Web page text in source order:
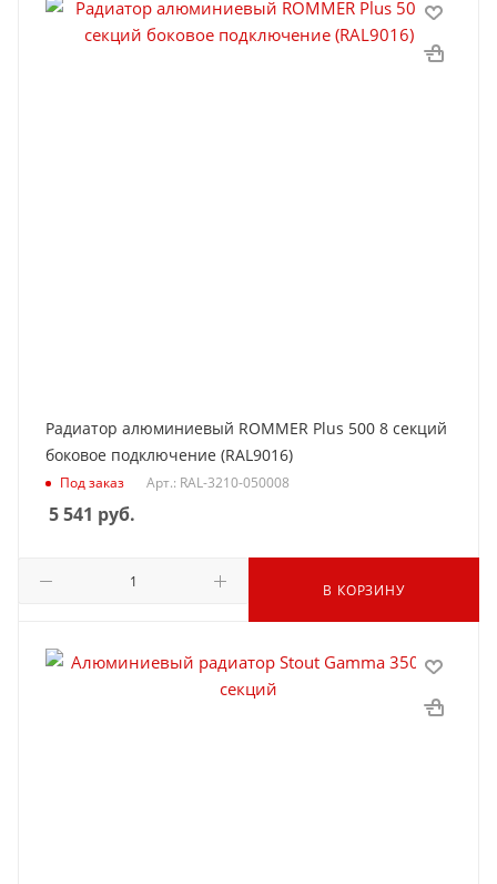
Радиатор алюминиевый ROMMER Plus 500 8 секций
боковое подключение (RAL9016)
Под заказ Арт.: RAL-3210-050008
5 541 руб.
В КОРЗИНУ